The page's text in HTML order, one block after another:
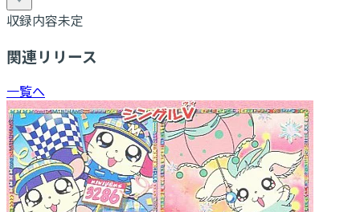
収録内容未定
関連リリース
一覧へ